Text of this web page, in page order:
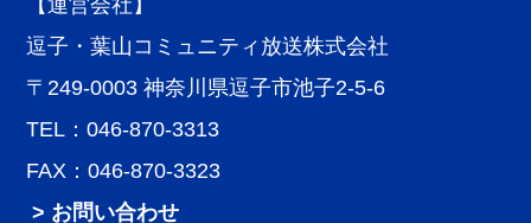
【運営会社】
逗子・葉山コミュニティ放送株式会社
〒249-0003 神奈川県逗子市池子2-5-6
TEL：046-870-3313
FAX：046-870-3323
> お問い合わせ